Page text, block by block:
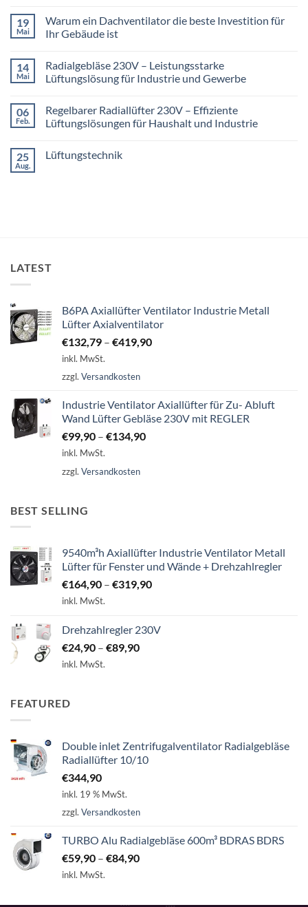
zu
Optimierung
der
gewerblichen
Belüftung
durch
sommerlichen
Hitzeperioden
19
Mai
Warum ein Dachventilator die beste Investition für
Ihr Gebäude ist
zu
Warum
ein
beste
Investition
für
ist
14
Mai
Radialgebläse 230V – Leistungsstarke
Lüftungslösung für Industrie und Gewerbe
zu
Radialgebläse
230V
Lüftungslösung
06
Feb.
Regelbarer Radiallüfter 230V – Effiziente
Lüftungslösungen für Haushalt und Industrie
zu
Regelbarer
25
Aug.
Lüftungstechnik
LATEST
B6PA Axiallüfter Ventilator Industrie Metall
Lüfter Axialventilator
€132,79 – €419,90
inkl. MwSt.
zzgl. Versandkosten
Industrie Ventilator Axiallüfter für Zu- Abluft
Wand Lüfter Gebläse 230V mit REGLER
€99,90 – €134,90
inkl. MwSt.
zzgl. Versandkosten
BEST SELLING
9540m³h Axiallüfter Industrie Ventilator Metall
Lüfter für Fenster und Wände + Drehzahlregler
€164,90 – €319,90
inkl. MwSt.
Drehzahlregler 230V
€24,90 – €89,90
inkl. MwSt.
FEATURED
Double inlet Zentrifugalventilator Radialgebläse
Radiallüfter 10/10
€344,90
inkl. 19 % MwSt.
zzgl. Versandkosten
TURBO Alu Radialgebläse 600m³ BDRAS BDRS
€59,90 – €84,90
inkl. MwSt.